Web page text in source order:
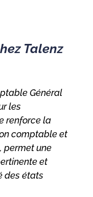
Talenz
Général
les
renforce la
comptable et
permet une
et
des états